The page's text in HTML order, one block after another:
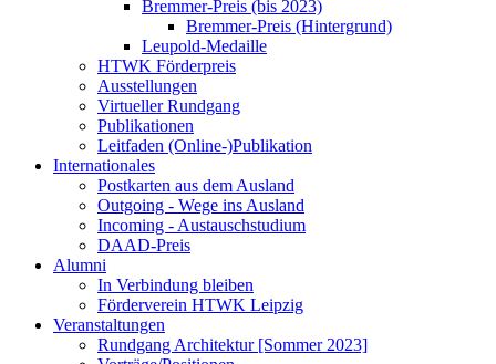
Bremmer-Preis (bis 2023)
Bremmer-Preis (Hintergrund)
Leupold-Medaille
HTWK Förderpreis
Ausstellungen
Virtueller Rundgang
Publikationen
Leitfaden (Online-)Publikation
Internationales
Postkarten aus dem Ausland
Outgoing - Wege ins Ausland
Incoming - Austauschstudium
DAAD-Preis
Alumni
In Verbindung bleiben
Förderverein HTWK Leipzig
Veranstaltungen
Rundgang Architektur [Sommer 2023]